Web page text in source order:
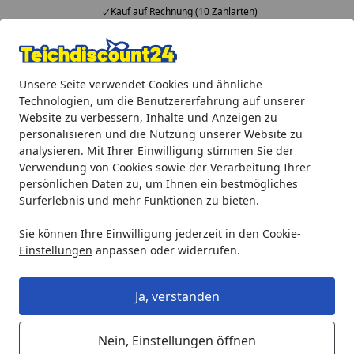
Unsere Seite verwendet Cookies und ähnliche
Technologien, um die Benutzererfahrung auf unserer
Website zu verbessern, Inhalte und Anzeigen zu
personalisieren und die Nutzung unserer Website zu
analysieren. Mit Ihrer Einwilligung stimmen Sie der
Verwendung von Cookies sowie der Verarbeitung Ihrer
persönlichen Daten zu, um Ihnen ein bestmögliches
Surferlebnis und mehr Funktionen zu bieten.
Sie können Ihre Einwilligung jederzeit in den Cookie-
Einstellungen anpassen oder widerrufen.
Ja, verstanden
Nein, Einstellungen öffnen
Kauf auf Rechnung (10 Zahlarten)
Alle Produkte
Mein Konto
Suchen
Startseite
Anpflanzhilfe / Böschungsmatte 1 x 5m (TZ191-00)
Anpflanzhilfe / Böschungsmatte 1 x
5m (TZ191-00)